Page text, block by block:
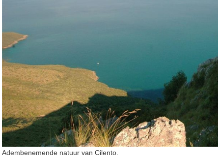
Adembenemende natuur van Cilento.